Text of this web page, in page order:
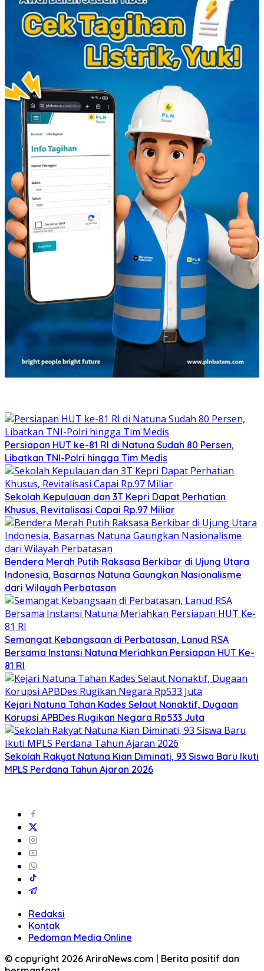
Persiapan HUT ke-81 RI di Natuna Sudah 80 Persen,
Libatkan TNI-Polri hingga Tim Medis
Sekolah Kepulauan dan 3T Kepri Dapat Perhatian
Khusus, Revitalisasi Capai Rp.97 Miliar
Bendera Merah Putih Raksasa Berkibar di Ujung Utara
Indonesia, Basarnas Natuna Gaungkan Nasionalisme
dari Wilayah Perbatasan
Semangat Kebangsaan di Perbatasan, Lanud RSA
Bersama Instansi Natuna Meriahkan Persiapan HUT Ke-
81 RI
Kejari Natuna Tahan Kades Selaut Nonaktif, Dugaan
Korupsi APBDes Rugikan Negara Rp533 Juta
Sekolah Rakyat Natuna Kian Diminati, 93 Siswa Baru Ikuti
MPLS Perdana Tahun Ajaran 2026
Redaksi
Kontak
Pedoman Media Online
© copyright 2026 AriraNews.com | Berita positif dan